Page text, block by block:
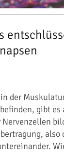
der
gibt es